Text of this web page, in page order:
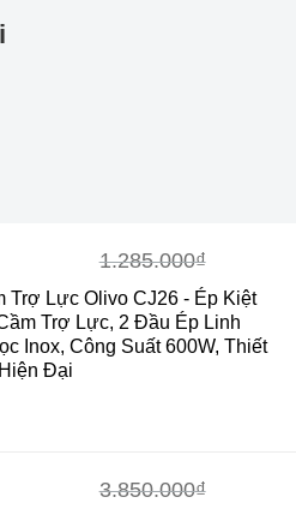
Trợ Lực Olivo CJ26 - Ép Kiệt
Trợ Lực, 2 Đầu Ép Linh
Inox, Công Suất 600W, Thiết
Đại
1.285.000₫
3.850.000₫